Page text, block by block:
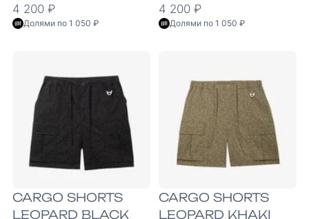
4 200 ₽
Долями по 1 050 ₽
4 200 ₽
Долями по 1 050 ₽
CARGO SHORTS
LEOPARD BLACK
CARGO SHORTS
LEOPARD KHAKI